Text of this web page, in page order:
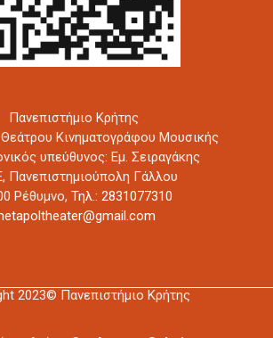
Πανεπιστήμιο Κρήτης
Κινηματογράφου Μουσικής
υπεύθυνος: Εμ. Σειραγάκης
Πανεπιστημιούπολη Γάλλου
Ρέθυμνο, Τηλ.: 2831077310
2023© Πανεπιστήμιο Κρήτης